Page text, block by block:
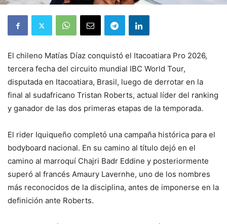
El chileno Matías Díaz conquistó el Itacoatiara Pro 2026,
tercera fecha del circuito mundial IBC World Tour,
disputada en Itacoatiara, Brasil, luego de derrotar en la
final al sudafricano Tristan Roberts, actual líder del ranking
y ganador de las dos primeras etapas de la temporada.
El rider Iquiqueño completó una campaña histórica para el
bodyboard nacional. En su camino al título dejó en el
camino al marroquí Chajri Badr Eddine y posteriormente
superó al francés Amaury Lavernhe, uno de los nombres
más reconocidos de la disciplina, antes de imponerse en la
definición ante Roberts.